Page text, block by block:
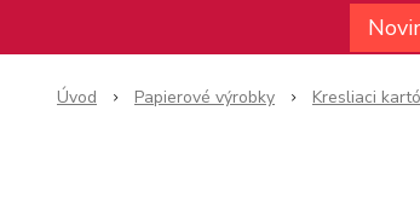
Úvod Papierové výrobky Kresliaci